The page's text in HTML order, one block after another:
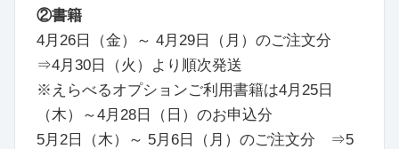
②書籍
4月26日（金）～ 4月29日（月）のご注文分
⇒4月30日（火）より順次発送
※えらべるオプションご利用書籍は4月25日
（木）～4月28日（日）のお申込分
5月2日（木）～ 5月6日（月）のご注文分 ⇒5